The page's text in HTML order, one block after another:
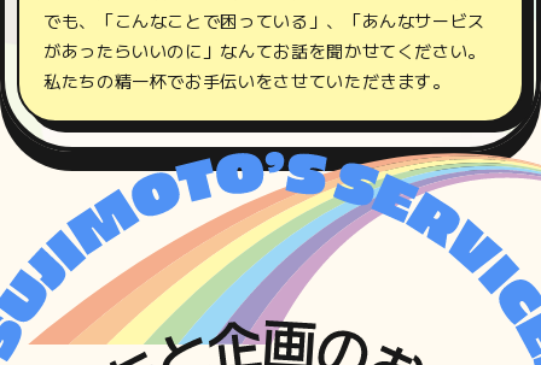
でも、「こんなことで困っている」、「あんなサービス
があったらいいのに」なんてお話を聞かせてください。
私たちの精一杯でお手伝いをさせていただきます。
サ